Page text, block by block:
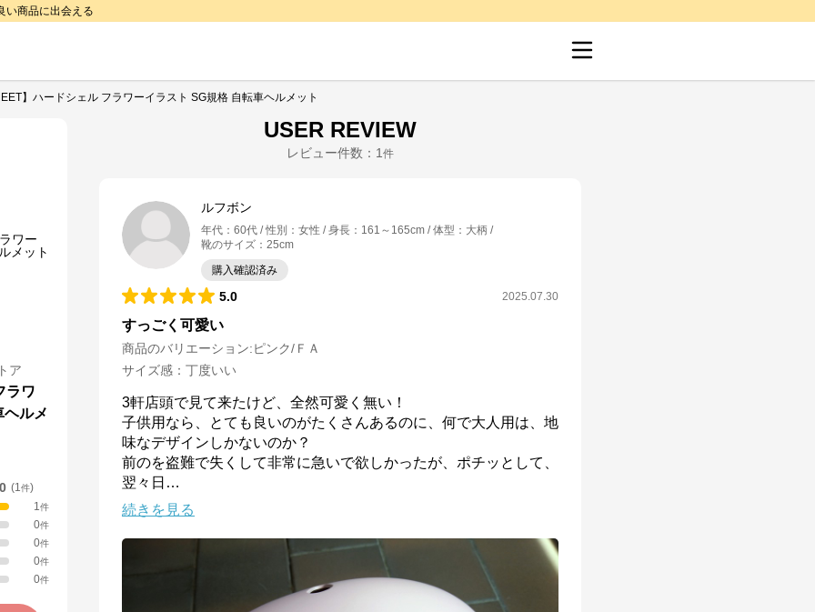
い商品に出会える
】ハードシェル フラワーイラスト SG規格 自転車ヘルメット
ア
ラワ
ヘルメ
(1 件)
1件
0件
0件
0件
0件
USER REVIEW
レビュー件数： 1 件
ルフボン
年代 ： 60代 性別 ： 女性 身長 ： 161～165cm 体型 ： 大柄
靴のサイズ ： 25cm
購入確認済み
5.0 2025.07.30
すっごく可愛い
商品のバリエーション:ピンク/ＦＡ
サイズ感 ： 丁度いい
3軒店頭で見て来たけど、全然可愛く無い！
子供用なら、とても良いのがたくさんあるのに、何で大人用は、地
味なデザインしかないのか？
前のを盗難で失くして非常に急いで欲しかったが、ポチッとして、
翌々日 …
続きを見る